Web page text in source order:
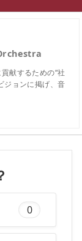
献するための“社
ジョンに掲げ、音
0